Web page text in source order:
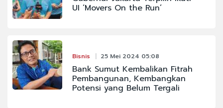
UI ‘Movers On the Run’
Bisnis 25 Mei 2024 05:08
Bank Sumut Kembalikan Fitrah
Pembangunan, Kembangkan
Potensi yang Belum Tergali